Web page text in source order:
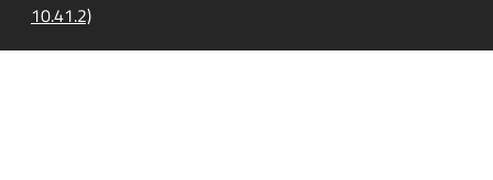
10.41.2)